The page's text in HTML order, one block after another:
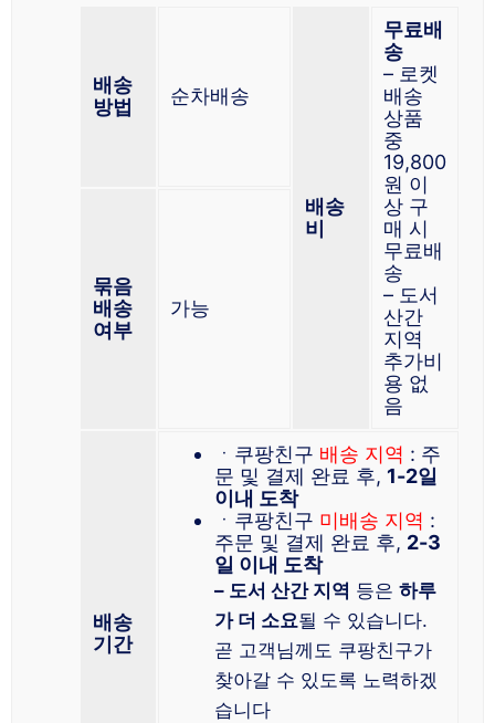
배송
방법
순차배송
배송
비
무료배
송
– 로켓
배송
상품
중
19,800
원 이
상 구
매 시
무료배
송
– 도서
산간
지역
추가비
용 없
음
묶음
배송
여부
가능
배송
기간
ㆍ쿠팡친구 배송 지역 : 주
문 및 결제 완료 후, 1-2일
이내 도착
ㆍ쿠팡친구 미배송 지역 :
주문 및 결제 완료 후, 2-3
일 이내 도착
– 도서 산간 지역 등은 하루
가 더 소요될 수 있습니다.
곧 고객님께도 쿠팡친구가
찾아갈 수 있도록 노력하겠
습니다